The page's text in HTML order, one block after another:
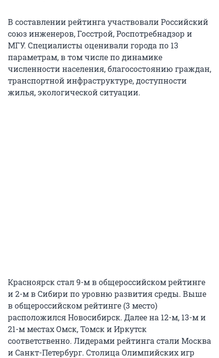
В составлении рейтинга участвовали Российский
союз инженеров, Госстрой, Роспотребнадзор и
МГУ. Специалисты оценивали города по 13
параметрам, в том числе по динамике
численности населения, благосостоянию граждан,
транспортной инфраструктуре, доступности
жилья, экологической ситуации.
Красноярск стал 9-м в общероссийском рейтинге
и 2-м в Сибири по уровню развития среды. Выше
в общероссийском рейтинге (3 место)
расположился Новосибирск. Далее на 12-м, 13-м и
21-м местах Омск, Томск и Иркутск
соответственно. Лидерами рейтинга стали Москва
и Санкт-Петербург. Столица Олимпийских игр